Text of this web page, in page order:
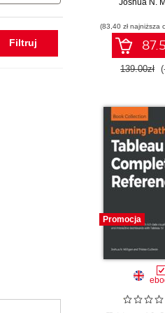
danych i
Joshua N.
(83,40 zł najniższa
139.00zł
Promocja